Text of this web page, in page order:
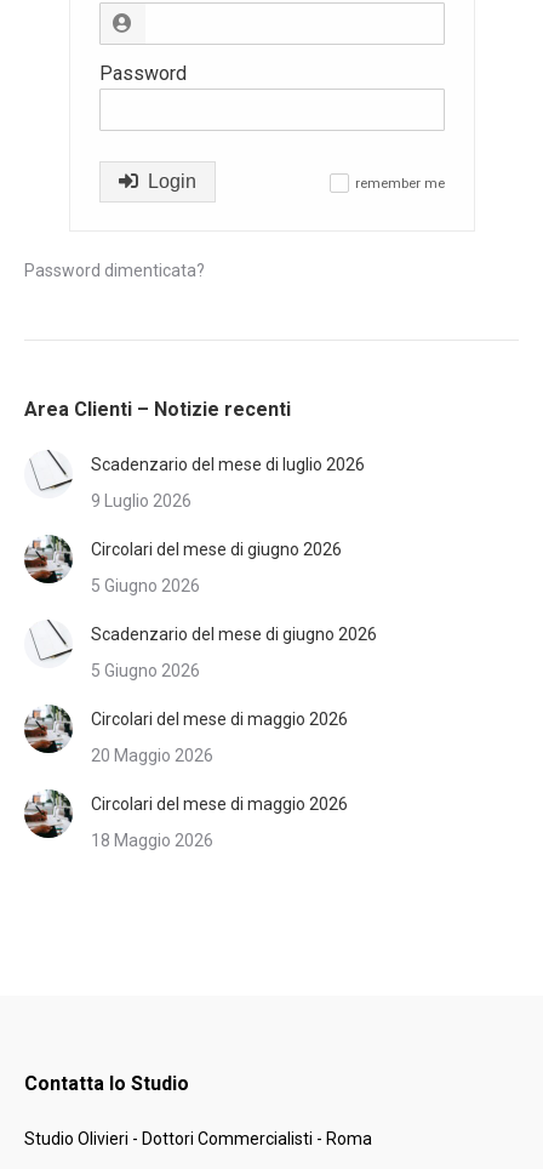
Password
remember me
Login
Password dimenticata?
Area Clienti – Notizie recenti
Scadenzario del mese di luglio 2026
9 Luglio 2026
Circolari del mese di giugno 2026
5 Giugno 2026
Scadenzario del mese di giugno 2026
5 Giugno 2026
Circolari del mese di maggio 2026
20 Maggio 2026
Circolari del mese di maggio 2026
18 Maggio 2026
Contatta lo Studio
Studio Olivieri - Dottori Commercialisti - Roma